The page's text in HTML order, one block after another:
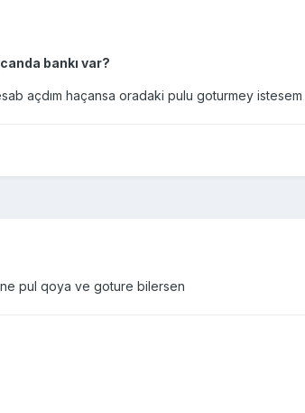
bankı var?
açdım haçansa oradaki pulu goturmey
pul qoya ve goture bilersen